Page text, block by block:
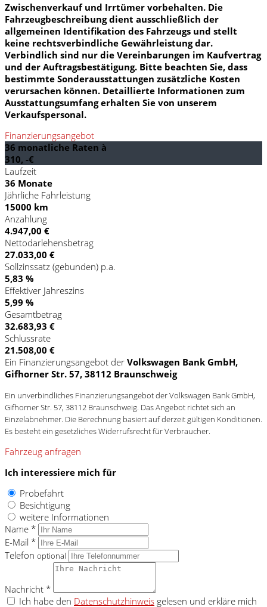
Zwischenverkauf und Irrtümer vorbehalten. Die
Fahrzeugbeschreibung dient ausschließlich der
allgemeinen Identifikation des Fahrzeugs und stellt
keine rechtsverbindliche Gewährleistung dar.
Verbindlich sind nur die Vereinbarungen im Kaufvertrag
und der Auftragsbestätigung. Bitte beachten Sie, dass
bestimmte Sonderausstattungen zusätzliche Kosten
verursachen können. Detaillierte Informationen zum
Ausstattungsumfang erhalten Sie von unserem
Verkaufspersonal.
Finanzierungsangebot
36 monatliche Raten à
310, -€
Laufzeit
36 Monate
Jährliche Fahrleistung
15000 km
Anzahlung
4.947,00 €
Nettodarlehensbetrag
27.033,00 €
Sollzinssatz (gebunden) p.a.
5,83 %
Effektiver Jahreszins
5,99 %
Gesamtbetrag
32.683,93 €
Schlussrate
21.508,00 €
Ein Finanzierungsangebot der Volkswagen Bank GmbH,
Gifhorner Str. 57, 38112 Braunschweig
Ein unverbindliches Finanzierungsangebot der Volkswagen Bank GmbH,
Gifhorner Str. 57, 38112 Braunschweig. Das Angebot richtet sich an
Einzelabnehmer. Die Berechnung basiert auf derzeit gültigen Konditionen.
Es besteht ein gesetzliches Widerrufsrecht für Verbraucher.
Fahrzeug anfragen
Ich interessiere mich für
Probefahrt
Besichtigung
weitere Informationen
Name *
E-Mail *
Telefon optional
Nachricht *
Ich habe den Datenschutzhinweis gelesen und erkläre mich